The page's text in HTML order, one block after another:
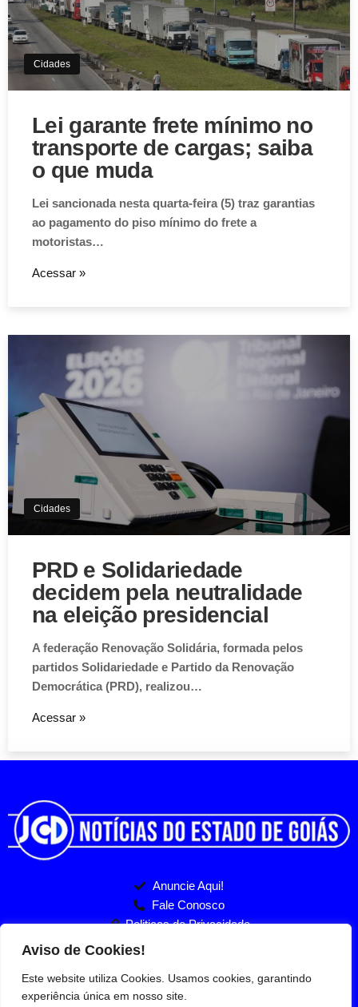
Aviso de Cookies!
Este website utiliza Cookies. Usamos cookies, garantindo
experiência única em nosso site.
Aceitar
Cidades
Lei garante frete mínimo no
transporte de cargas; saiba
o que muda
Lei sancionada nesta quarta-feira (5) traz garantias
ao pagamento do piso mínimo do frete a
motoristas…
Acessar »
Cidades
PRD e Solidariedade
decidem pela neutralidade
na eleição presidencial
A federação Renovação Solidária, formada pelos
partidos Solidariedade e Partido da Renovação
Democrática (PRD), realizou…
Acessar »
Anuncie Aqui!
Fale Conosco
Politicas de Privacidade
Entre no nosso Grupo